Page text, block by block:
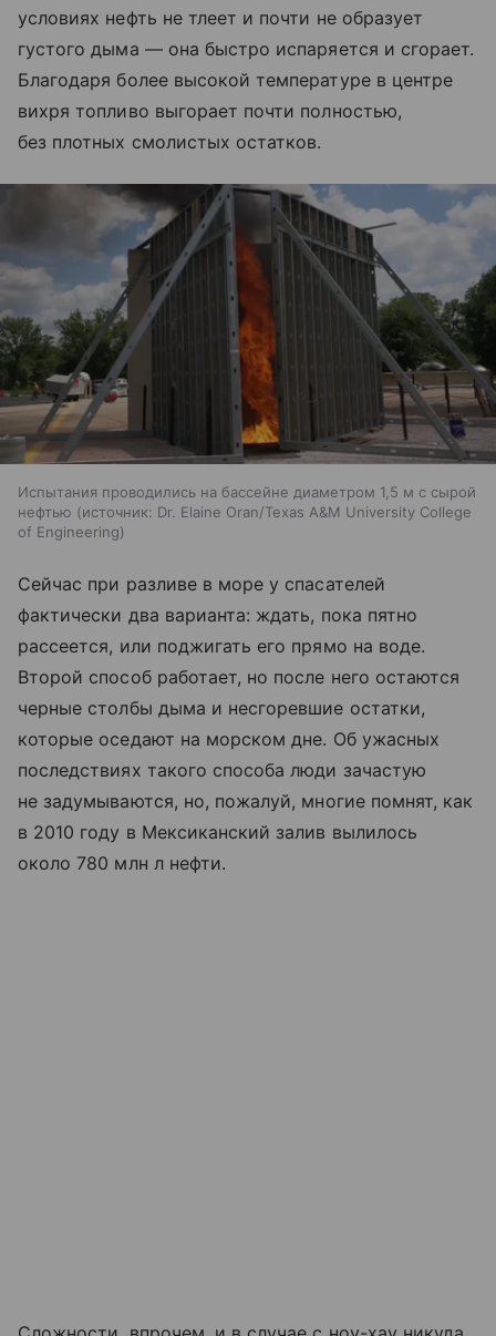
условиях нефть не тлеет и почти не образует
густого дыма — она быстро испаряется и сгорает.
Благодаря более высокой температуре в центре
вихря топливо выгорает почти полностью,
без плотных смолистых остатков.
Испытания проводились на бассейне диаметром 1,5 м с сырой
нефтью
источник: Dr. Elaine Oran/Texas A&M University College
of Engineering
Сейчас при разливе в море у спасателей
фактически два варианта: ждать, пока пятно
рассеется, или поджигать его прямо на воде.
Второй способ работает, но после него остаются
черные столбы дыма и несгоревшие остатки,
которые оседают на морском дне. Об ужасных
последствиях такого способа люди зачастую
не задумываются, но, пожалуй, многие помнят, как
в 2010 году в Мексиканский залив вылилось
около 780 млн л нефти.